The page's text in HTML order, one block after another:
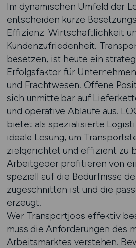
Im dynamischen Umfeld der
entscheiden kurze
Effizienz, Wirtschaftlichkeit
Kundenzufriedenheit.
besetzen, ist heute ein
Erfolgsfaktor für
und Frachtwesen. Offene
sich unmittelbar auf
und operative Abläufe aus.
bietet als spezialisierte
ideale Lösung, um
zielgerichtet und effizient zu
Arbeitgeber profitieren von
speziell auf die Bedürfnisse
zugeschnitten ist und die
erzeugt.
Wer Transportjobs effektiv
muss die Anforderungen des
Arbeitsmarktes verstehen.